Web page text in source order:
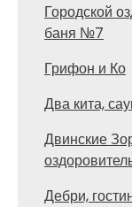
Городской
баня №7
Грифон и Ко
Два кита,
Двинские
Дебри,